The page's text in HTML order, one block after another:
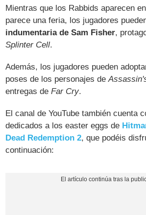
Mientras que los Rabbids aparecen
parece una feria, los jugadores
indumentaria de Sam Fisher,
Splinter Cell.
Además, los jugadores pueden
poses de los personajes de
entregas deFar Cry.
El canal de YouTube también cuenta
dedicados a los easter eggs de
Dead Redemption 2, que podéis
continuación: